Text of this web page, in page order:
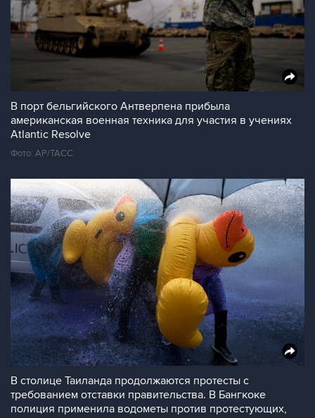
В порт бельгийского Антверпена прибыла
американская военная техника для участия в учениях
Atlantic Resolve
Фото: АР/ТАСС
В столице Таиланда продолжаются протесты с
требованием отставки правительства. В Бангкоке
полиция применила водометы против протестующих,